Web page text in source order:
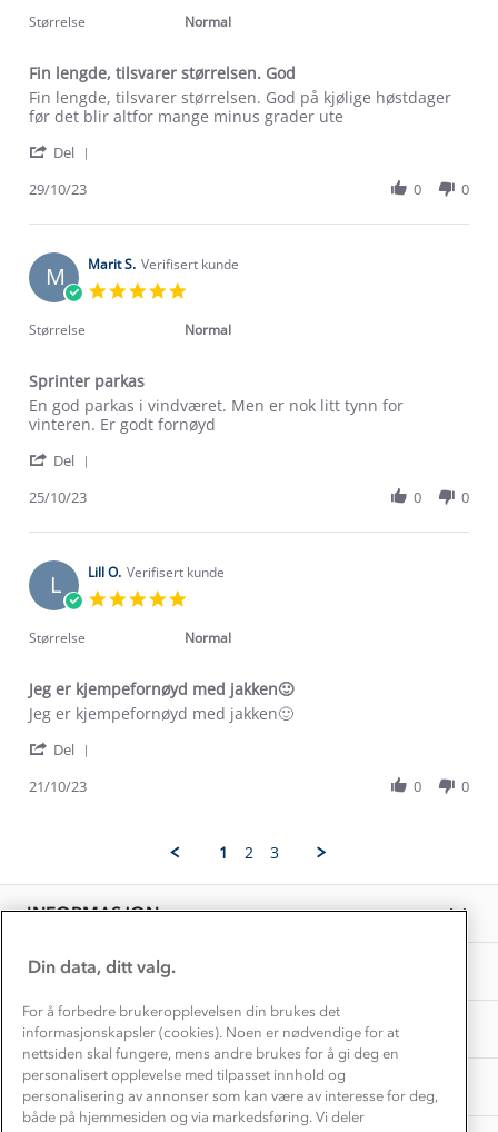
rating
Størrelse Normal
Fin lengde, tilsvarer størrelsen. God
Review
by
I.
29
2023
review
stating
lengde,
størrelsen.
Fin lengde, tilsvarer størrelsen. God på kjølige høstdager
før det blir altfor mange minus grader ute
Del
Vigdis
on
29
Oct
29/10/23 0 0
M Marit S. Verifisert kunde
rating
Størrelse Normal
Sprinter parkas
Review
by
S.
25
2023
review
stating
parkas
En god parkas i vindværet. Men er nok litt tynn for
vinteren. Er godt fornøyd
Del
Marit
on
25
Oct
25/10/23 0 0
L Lill O. Verifisert kunde
rating
Størrelse Normal
Jeg er kjempefornøyd med jakken🙂
Review
Lill
on
review
Jeg
kjempefornøyd
Jeg er kjempefornøyd med jakken🙂
Del
21
2023
21/10/23 0 0
1 2 3
INFORMASJON
Konkurransevinnere
Kundeklubb
Bedrift, barnehage og SFO
Presse
OM OSS
Om Stormberg
Klima og miljø
Etisk handel
Dyreetikk
1% til samfunnet
Samarbeide med oss?
TIPS OG RÅD
Trelagsprinsippet barn
Dette trenger du til barnehagen
Gravidklær
Hvordan velge riktig turtøy?
Store størrelser
Turmat oppskrifter
Beredskap
AKTIVITETER
Norgesferie 🇳🇴
Få turinspirasjon og tips her⛰
Overnatte utendørs⛺
Leirskole 🥾
Barnehageansatt
Tips til hyttetur
Din data, ditt valg.
For å forbedre brukeropplevelsen din brukes det
informasjonskapsler (cookies). Noen er nødvendige for at
nettsiden skal fungere, mens andre brukes for å gi deg en
personalisert opplevelse med tilpasset innhold og
personalisering av annonser som kan være av interesse for deg,
både på hjemmesiden og via markedsføring. Vi deler